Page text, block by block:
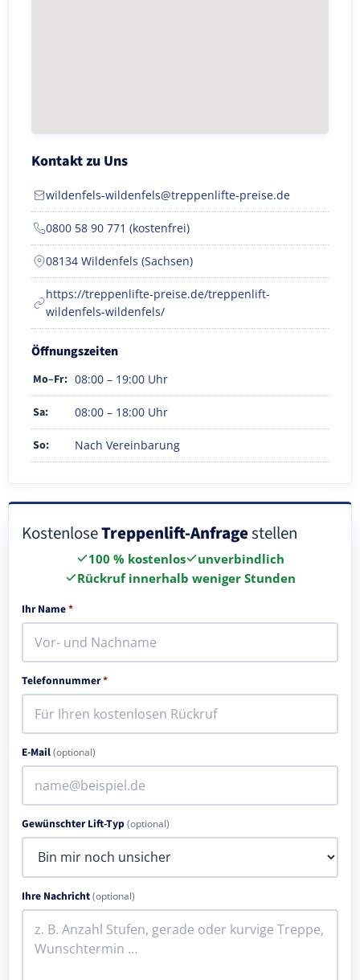
Kontakt zu Uns
wildenfels-wildenfels@treppenlifte-preise.de
0800 58 90 771 (kostenfrei)
08134 Wildenfels (Sachsen)
https://treppenlifte-preise.de/treppenlift-
wildenfels-wildenfels/
Öffnungszeiten
Mo–Fr: 08:00 – 19:00 Uhr
Sa: 08:00 – 18:00 Uhr
So: Nach Vereinbarung
KostenloseTreppenlift-Anfragestellen
100 % kostenlos
unverbindlich
Rückruf innerhalb weniger Stunden
Ihr Name*
Telefonnummer*
E-Mail(optional)
Gewünschter Lift-Typ(optional)
Ihre Nachricht(optional)